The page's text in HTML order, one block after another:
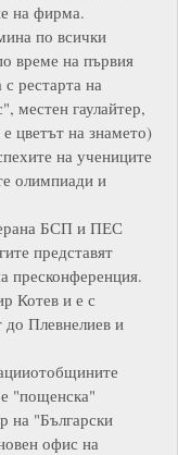
на фирма.
по всички
време на първия
с рестарта на
местен гаулайтер,
цветът на знамето)
на учениците
олимпиади и
БСП и ПЕС
представят
пресконференция.
Котев и е с
Плевнелиев и
"пощенска"
на "Български
офис на